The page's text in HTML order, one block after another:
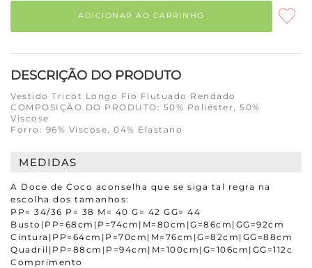
ADICIONAR AO CARRINHO
DESCRIÇÃO DO PRODUTO
Vestido Tricot Longo Fio Flutuado Rendado
COMPOSIÇÃO DO PRODUTO: 50% Poliéster, 50%
Viscose
Forro: 96% Viscose, 04% Elastano
MEDIDAS
A Doce de Coco aconselha que se siga tal regra na
escolha dos tamanhos:
PP= 34/36 P= 38 M= 40 G= 42 GG= 44
Busto|PP=68cm|P=74cm|M=80cm|G=86cm|GG=92cm
Cintura|PP=64cm|P=70cm|M=76cm|G=82cm|GG=88cm
Quadril|PP=88cm|P=94cm|M=100cm|G=106cm|GG=112cm
Comprimento